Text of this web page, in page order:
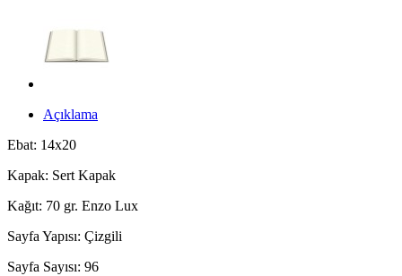
Açıklama
Ebat: 14x20
Kapak: Sert Kapak
Kağıt: 70 gr. Enzo Lux
Sayfa Yapısı: Çizgili
Sayfa Sayısı: 96